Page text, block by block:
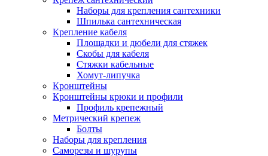
Наборы для крепления сантехники
Шпилька сантехническая
Крепление кабеля
Площадки и дюбели для стяжек
Скобы для кабеля
Стяжки кабельные
Хомут-липучка
Кронштейны
Кронштейны крюки и профили
Профиль крепежный
Метрический крепеж
Болты
Наборы для крепления
Саморезы и шурупы